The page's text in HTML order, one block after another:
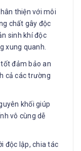
thiện với môi
chất gây độc
sinh khí độc
xung quanh.
đảm bảo an
cả các trường
khối giúp
vô cùng dễ
độc lập, chia tác